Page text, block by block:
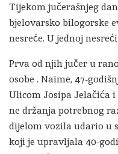
Tijekom jučerašnjeg
bjelovarsko bilogorske
nesreće. U jednoj
Prva od njih jučer u
osobe . Naime, 47-
Ulicom Josipa Jelačića
ne držanja potrebnog
dijelom vozila udario u
koji je upravljala 40-